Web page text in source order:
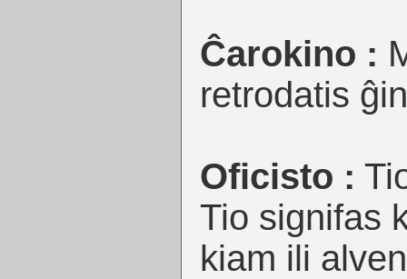
Ĉarokino :
retrodatis
Oficisto :
Tio signifas
kiam ili